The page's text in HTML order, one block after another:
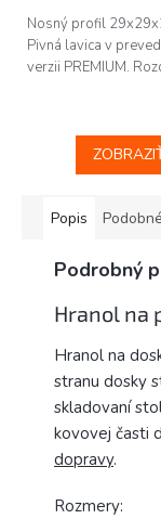
Nosný profil
Pivná lavica v
verzii PREMIUM.
Popis
Podrobný
Hranol na
Hranol na
stranu dosky
skladovaní
kovovej časti
dopravy.
Rozmery: